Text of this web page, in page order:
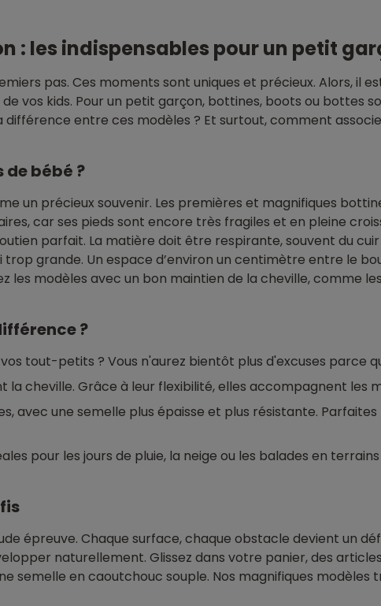
: les indispensables pour un petit
pas. Ces moments sont uniques et précieux. Alors, il
vos kids. Pour un petit garçon, bottines, boots ou bottes
différence entre ces modèles ? Et surtout, comment
bébé ?
un précieux souvenir. Les premières et magnifiques
car ses pieds sont encore très fragiles et en pleine
parfait. La matière doit être respirante, souvent du
grande. Un espace d’environ un centimètre entre le
les modèles avec un bon maintien de la cheville, comme
?
tout-petits ? Vous n'aurez bientôt plus d'excuses parce
la cheville. Grâce à leur flexibilité, elles accompagnent les
avec une semelle plus épaisse et plus résistante.
pour les jours de pluie, la neige ou les balades en
épreuve. Chaque surface, chaque obstacle devient un
naturellement. Glissez dans votre panier, des
semelle en caoutchouc souple. Nos magnifiques